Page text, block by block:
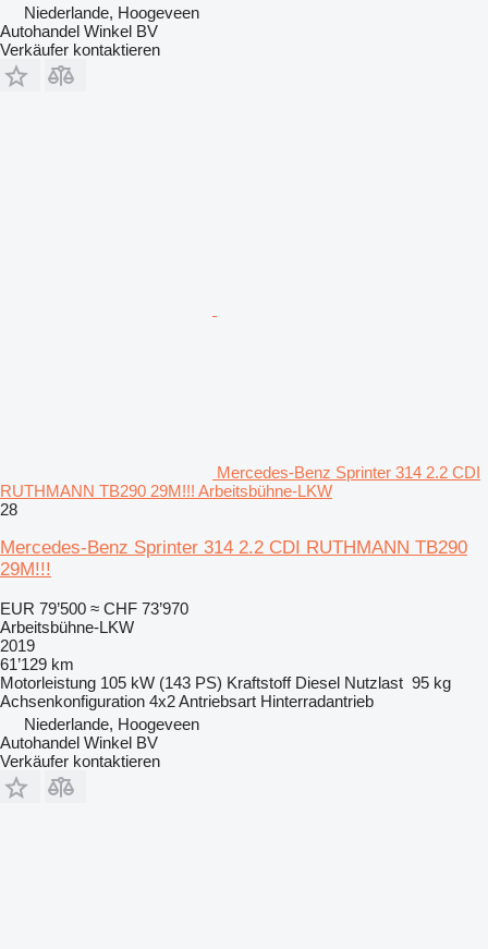
Niederlande, Hoogeveen
Autohandel Winkel BV
Verkäufer kontaktieren
Mercedes-Benz Sprinter 314 2.2 CDI
RUTHMANN TB290 29M!!! Arbeitsbühne-LKW
28
Mercedes-Benz Sprinter 314 2.2 CDI RUTHMANN TB290
29M!!!
EUR 79’500 ≈ CHF 73’970
Arbeitsbühne-LKW
2019
61’129 km
Motorleistung 105 kW (143 PS) Kraftstoff Diesel Nutzlast 95 kg
Achsenkonfiguration 4x2Antriebsart Hinterradantrieb
Niederlande, Hoogeveen
Autohandel Winkel BV
Verkäufer kontaktieren